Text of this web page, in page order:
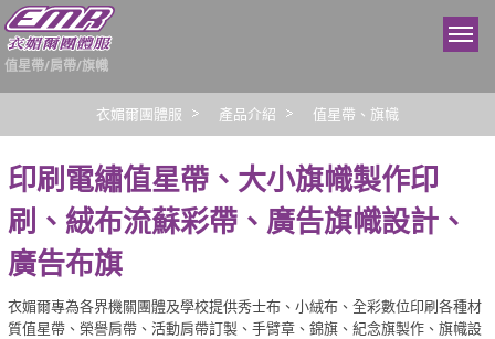
值星帶/肩帶/旗幟
衣媚爾團體服 產品介紹 值星帶、旗幟
印刷電繡值星帶、大小旗幟製作印
刷、絨布流蘇彩帶、廣告旗幟設計、
廣告布旗
衣媚爾專為各界機關團體及學校提供秀士布、小絨布、全彩數位印刷各種材
質值星帶、榮譽肩帶、活動肩帶訂製、手臂章、錦旗、紀念旗製作、旗幟設